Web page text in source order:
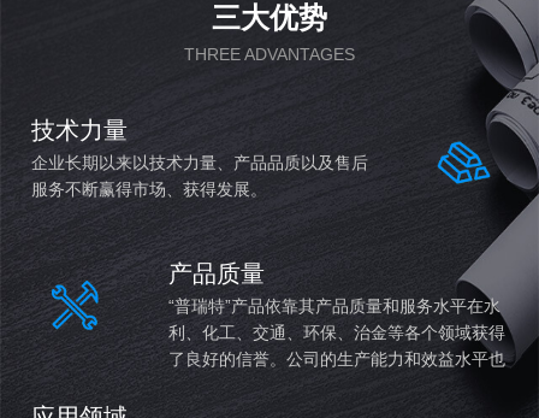
三大优势
THREE ADVANTAGES
技术力量
企业长期以来以技术力量、产品品质以及售后
服务不断赢得市场、获得发展。
产品质量
“普瑞特”产品依靠其产品质量和服务水平在水
利、化工、交通、环保、治金等各个领域获得
了良好的信誉。公司的生产能力和效益水平也
持续稳定提高。